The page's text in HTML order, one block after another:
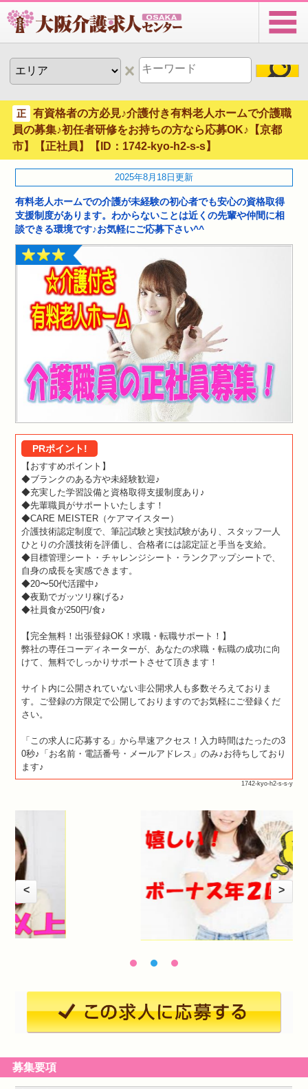
正
有資格者の方必見♪介護付き有料老人ホームで介護職
員の募集♪初任者研修をお持ちの方なら応募OK♪【京都
市】【正社員】【ID：1742-kyo-h2-s-s】
2025年8月18日更新
有料老人ホームでの介護が未経験の初心者でも安心の資格取得
支援制度があります。わからないことは近くの先輩や仲間に相
談できる環境です♪お気軽にご応募下さい^^
PRポイント!
【おすすめポイント】
◆ブランクのある方や未経験歓迎♪
◆充実した学習設備と資格取得支援制度あり♪
◆先輩職員がサポートいたします！
◆CARE MEISTER（ケアマイスター）
介護技術認定制度で、筆記試験と実技試験があり、スタッフ一人
ひとりの介護技術を評価し、合格者には認定証と手当を支給。
◆目標管理シート・チャレンジシート・ランクアップシートで、
自身の成長を実感できます。
◆20〜50代活躍中♪
◆夜勤でガッツリ稼げる♪
◆社員食が250円/食♪
【完全無料！出張登録OK！求職・転職サポート！】
弊社の専任コーディネーターが、あなたの求職・転職の成功に向
けて、無料でしっかりサポートさせて頂きます！
サイト内に公開されていない非公開求人も多数そろえておりま
す。ご登録の方限定で公開しておりますのでお気軽にご登録くだ
さい。
「この求人に応募する」から早速アクセス！入力時間はたったの3
0秒♪「お名前・電話番号・メールアドレス」のみ♪お待ちしており
ます♪
1742-kyo-h2-s-s-y
< >
募集要項